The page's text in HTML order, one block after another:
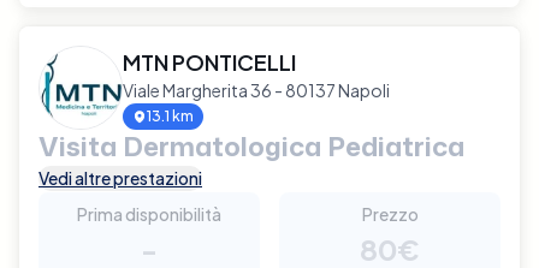
MTN PONTICELLI
Viale Margherita 36 - 80137 Napoli
13.1 km
Visita Dermatologica Pediatrica
Vedi altre prestazioni
Prima disponibilità
-
Prezzo
80€